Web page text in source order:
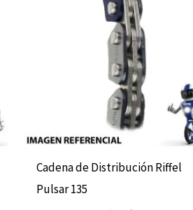
Cadena de Distribución Riffel
Pulsar 135